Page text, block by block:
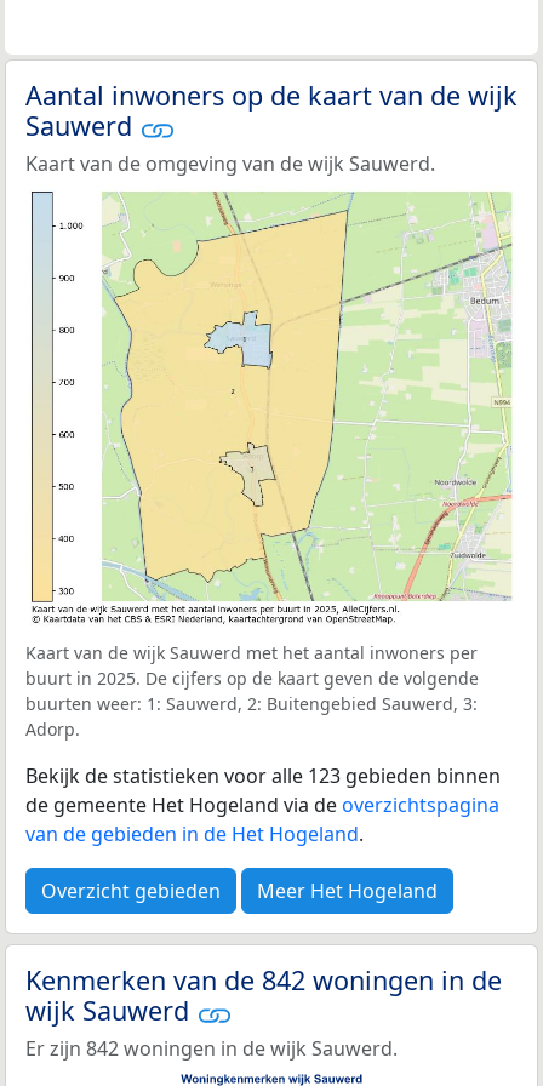
Aantal inwoners op de kaart van de wijk
Sauwerd
Kaart van de omgeving van de wijk Sauwerd.
Kaart van de wijk Sauwerd met het aantal inwoners per
buurt in 2025. De cijfers op de kaart geven de volgende
buurten weer: 1: Sauwerd, 2: Buitengebied Sauwerd, 3:
Adorp.
Bekijk de statistieken voor alle 123 gebieden binnen
de gemeente Het Hogeland via deoverzichtspagina
van de gebieden in de Het Hogeland.
Overzicht gebieden Meer Het Hogeland
Kenmerken van de 842 woningen in de
wijk Sauwerd
Er zijn 842 woningen in de wijk Sauwerd.